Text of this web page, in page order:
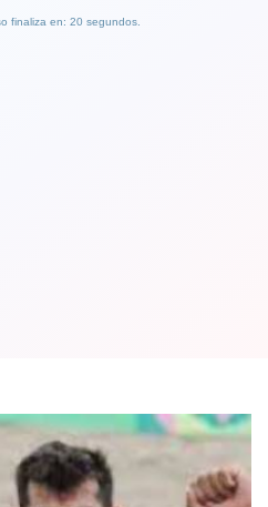
finaliza en: 19 segundos.